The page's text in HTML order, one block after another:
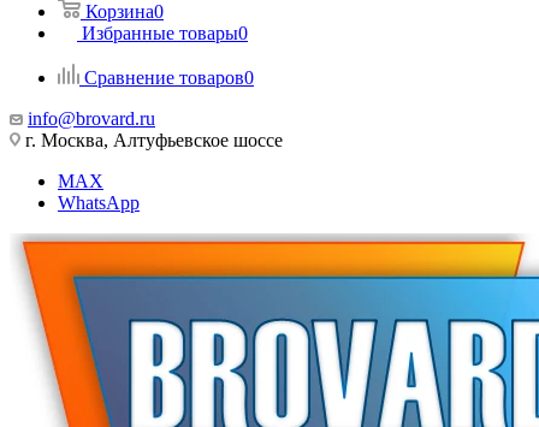
Корзина0
Избранные товары0
Сравнение товаров0
info@brovard.ru
г. Москва, Алтуфьевское шоссе
MAX
WhatsApp